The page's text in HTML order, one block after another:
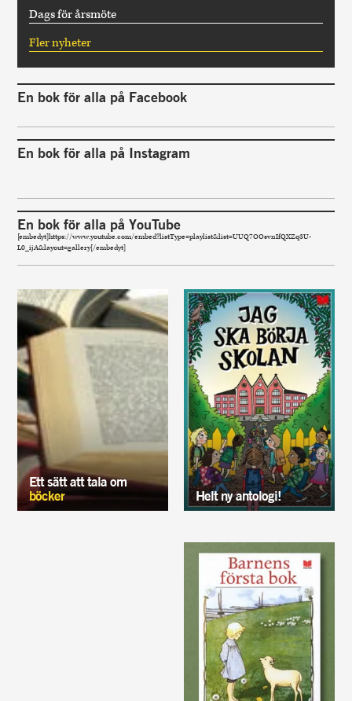
Dags för årsmöte
Fler nyheter
En bok för alla på Facebook
En bok för alla på Instagram
En bok för alla på YouTube
[embedyt]https://www.youtube.com/embed?listType=playlist&list=UUQ7OOsvnIfQXZq3U-
L0_ijA&layout=gallery[/embedyt]
Ett sätt att tala om
böcker
Helt ny antologi!